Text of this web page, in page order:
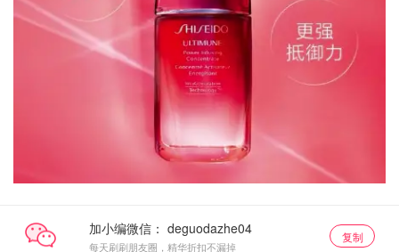
加小编微信：
每天刷刷朋友圈，精华折扣不漏掉
复制